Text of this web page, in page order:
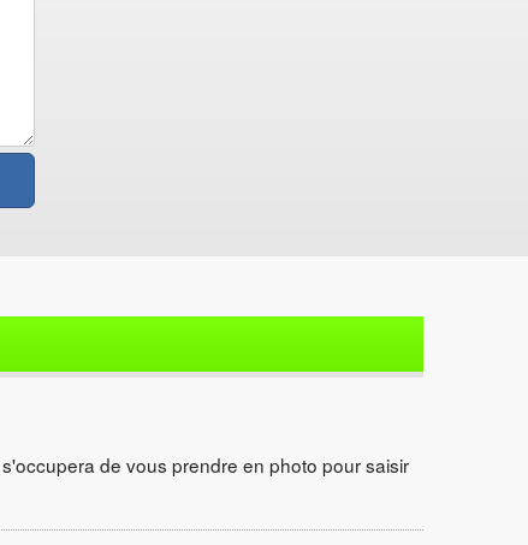
de vous prendre en photo pour saisir